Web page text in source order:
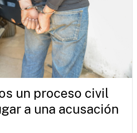
un proceso civil
a una acusación